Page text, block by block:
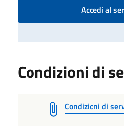
Accedi al
Condizioni di
Condizioni di